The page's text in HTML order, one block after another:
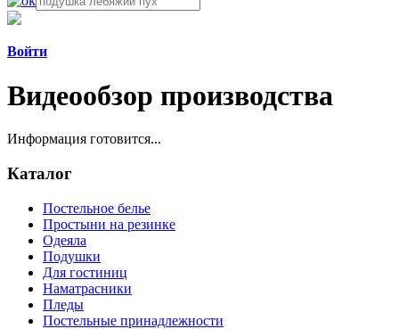
Войти
Видеообзор производства
Информация готовится...
Каталог
Постельное белье
Простыни на резинке
Одеяла
Подушки
Для гостиниц
Наматрасники
Пледы
Постельные принадлежности